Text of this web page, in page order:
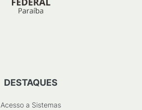
DESTAQUES
Acesso a Sistemas